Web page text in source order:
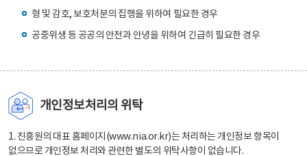
형 및 감호, 보호처분의 집행을 위하여 필요한 경우
공중위생 등 공공의 안전과 안녕을 위하여 긴급히 필요한 경우
개인정보처리의 위탁
1. 진흥원의 대표 홈페이지(www.nia.or.kr)는 처리하는 개인정보 항목이
없으므로 개인정보 처리와 관련한 별도의 위탁사항이 없습니다.